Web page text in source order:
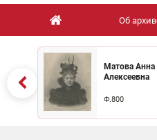
Об
Матова Анна
Алексеевна
Ф.800